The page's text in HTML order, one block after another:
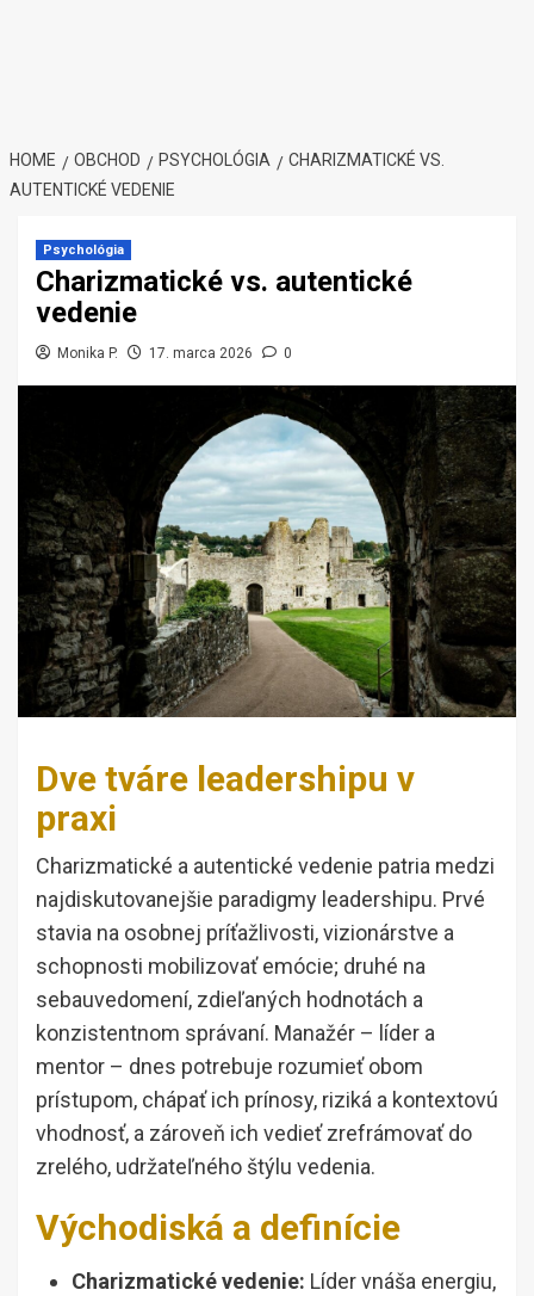
HOME OBCHOD PSYCHOLÓGIA
CHARIZMATICKÉ VS.
AUTENTICKÉ VEDENIE
Psychológia
Charizmatické vs. autentické
vedenie
Monika P. 17. marca 2026 0
Dve tváre leadershipu v
praxi
Charizmatické a autentické vedenie patria medzi
najdiskutovanejšie paradigmy leadershipu. Prvé
stavia na osobnej príťažlivosti, vizionárstve a
schopnosti mobilizovať emócie; druhé na
sebauvedomení, zdieľaných hodnotách a
konzistentnom správaní. Manažér – líder a
mentor – dnes potrebuje rozumieť obom
prístupom, chápať ich prínosy, riziká a kontextovú
vhodnosť, a zároveň ich vedieť zrefrámovať do
zrelého, udržateľného štýlu vedenia.
Východiská a definície
Charizmatické vedenie: Líder vnáša energiu,